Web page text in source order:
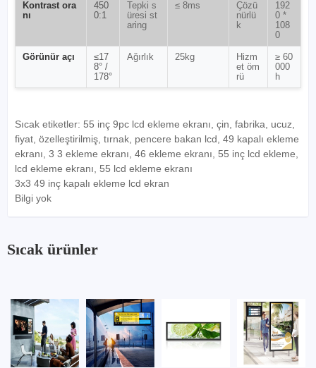
Kontrast ora
nı
450
0:1
Tepki s
üresi st
aring
≤ 8ms
Çözü
nürlü
k
192
0 *
108
0
Görünür açı
≤17
8° /
178°
Ağırlık 25kg
Hizm
et öm
rü
≥ 60
000
h
Sıcak etiketler: 55 inç 9pc lcd ekleme ekranı, çin, fabrika, ucuz,
fiyat, özelleştirilmiş, tırnak, pencere bakan lcd, 49 kapalı ekleme
ekranı, 3 3 ekleme ekranı, 46 ekleme ekranı, 55 inç lcd ekleme,
lcd ekleme ekranı, 55 lcd ekleme ekranı
3x3 49 inç kapalı ekleme lcd ekran
Bilgi yok
Sıcak ürünler